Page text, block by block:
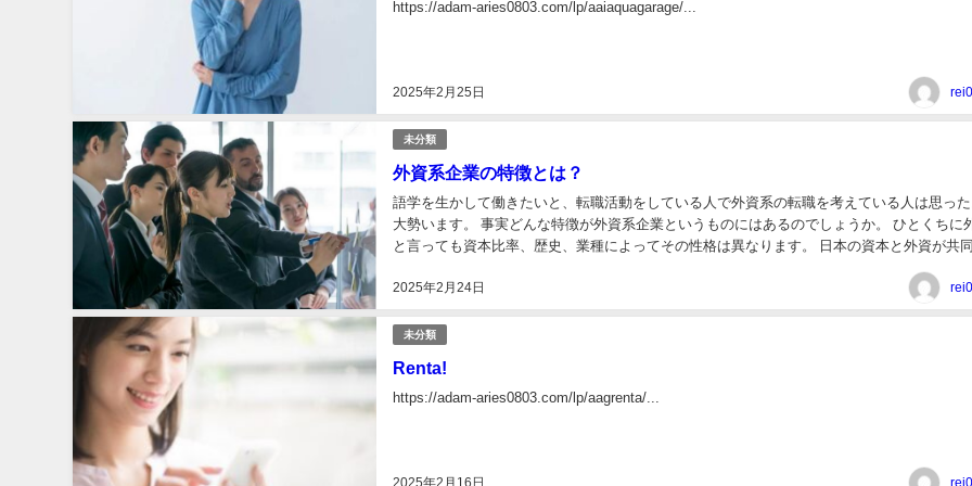
2025年2月25日
https://adam-aries0803.com/lp/aaiaquagarage/...
未分類
外資系企業の特徴とは？
2025年2月24日
語学を生かして働きたいと、転職活動をしている人で外資系の転職を考えている人は思った
大勢います。 事実どんな特徴が外資系企業というものにはあるのでしょうか。 ひとくちに
と言っても資本比率、歴史、業種によってその性格は異なります。 日本の資本と外資が共同
未分類
Renta!
2025年2月16日
https://adam-aries0803.com/lp/aagrenta/...